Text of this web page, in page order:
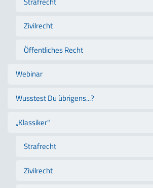
Zivilrecht
Öffentliches Recht
Webinar
Wusstest Du übrigens...?
„Klassiker"
Strafrecht
Zivilrecht